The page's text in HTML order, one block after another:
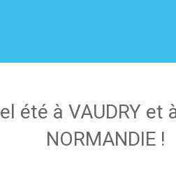
été à VAUDRY et
NORMANDIE !